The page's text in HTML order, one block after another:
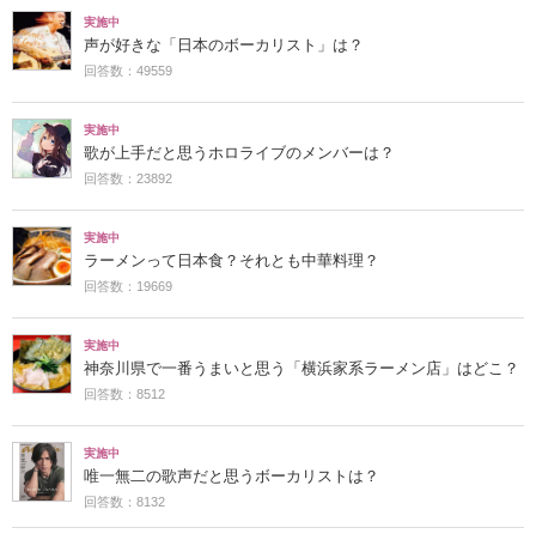
実施中
声が好きな「日本のボーカリスト」は？
回答数：49559
実施中
歌が上手だと思うホロライブのメンバーは？
回答数：23892
実施中
ラーメンって日本食？それとも中華料理？
回答数：19669
実施中
神奈川県で一番うまいと思う「横浜家系ラーメン店」はどこ？
回答数：8512
実施中
唯一無二の歌声だと思うボーカリストは？
回答数：8132